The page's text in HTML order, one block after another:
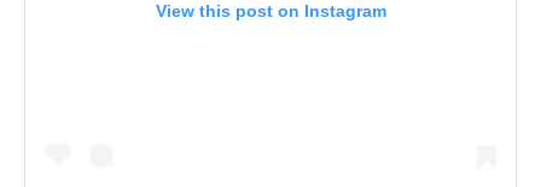
View this post on Instagram